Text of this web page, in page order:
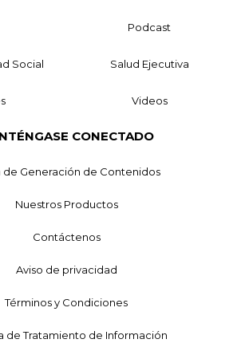
Podcast
Social Salud Ejecutiva
Videos
CONECTADO
de Generación de Contenidos
Nuestros Productos
Contáctenos
Aviso de privacidad
Términos y Condiciones
de Tratamiento de Información